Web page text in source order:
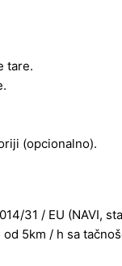
tare.
(opcionalno).
31 / EU (NAVI,
5km / h sa